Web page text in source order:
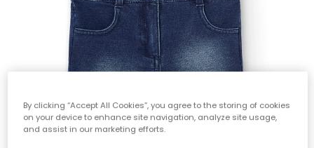
By clicking “Accept All Cookies”, you agree to the storing of cookies
on your device to enhance site navigation, analyze site usage,
and assist in our marketing efforts.